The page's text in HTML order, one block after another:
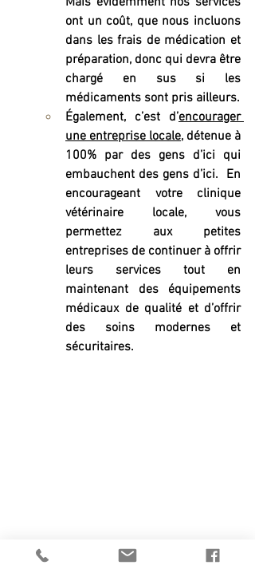
ont un coût, que nous incluons
dans les frais de médication et
préparation, donc qui devra être
chargé en sus si les
médicaments sont pris ailleurs.
Également, c’est d’encourager
une entreprise locale, détenue à
100% par des gens d’ici qui
embauchent des gens d’ici.  En
encourageant votre clinique
vétérinaire locale, vous
permettez aux petites
entreprises de continuer à offrir
leurs services tout en
maintenant des équipements
médicaux de qualité et d’offrir
des soins modernes et
sécuritaires.